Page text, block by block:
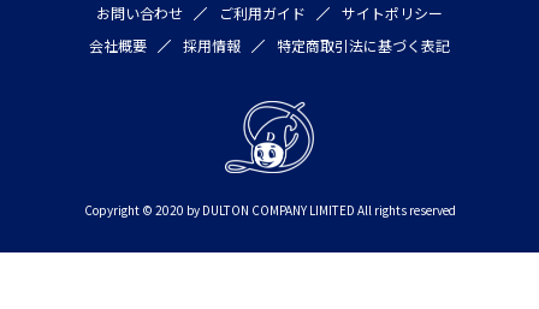
お問い合わせ ご利用ガイド
サイトポリシー
会社概要
採用情報 特定商取引法に基づく表記
Copyright © 2020 by DULTON COMPANY LIMITED All rights reserved